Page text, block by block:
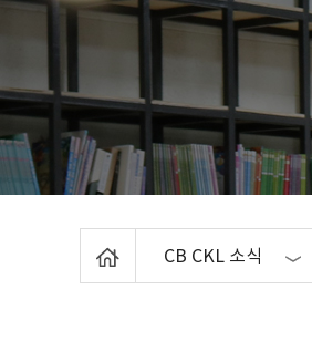
CB CKL 소식